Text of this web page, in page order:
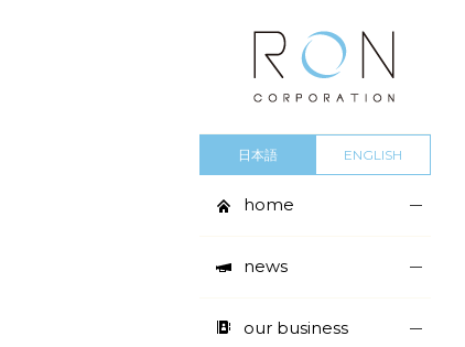
日本語 ENGLISH
home
news
our business